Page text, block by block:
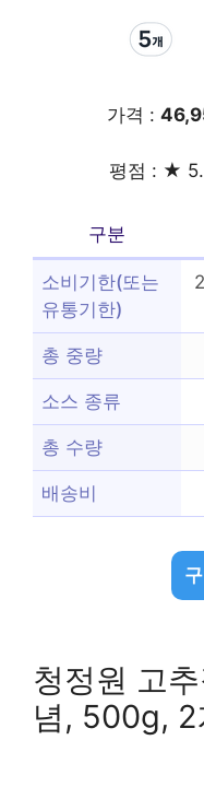
가격 :
평점 : ★
구분
소비기한(또는
유통기한)
총 중량
소스 종류
총 수량
배송비
청정원 고
념, 500g, 2